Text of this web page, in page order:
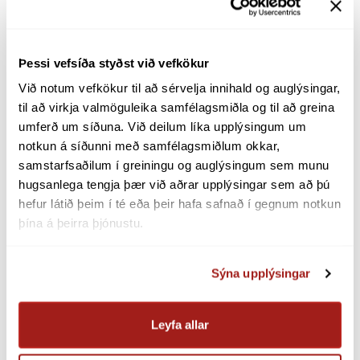
Þessi vefsíða styðst við vefkökur
Við notum vefkökur til að sérvelja innihald og auglýsingar,
til að virkja valmöguleika samfélagsmiðla og til að greina
umferð um síðuna. Við deilum líka upplýsingum um
notkun á síðunni með samfélagsmiðlum okkar,
samstarfsaðilum í greiningu og auglýsingum sem munu
hugsanlega tengja þær við aðrar upplýsingar sem að þú
hefur látið þeim í té eða þeir hafa safnað í gegnum notkun
þína á þeirra þjónustu.
Sýna upplýsingar
Leyfa allar
ábyrgð á að skila inn umbeðnum upplýs­ingum um
breyt­ingar sem kunna að verða.
Umsækj­andi þarf að sýna fram á að verk­efnið
uppfylli tækni­legar kröfur sem gerðar eru til
vinnslu­aðila og er að finna í skil­mála D1. Í því felst
m.a. að vinnslu­aðila ber að gera tækni­lega grein­
ingu (her­manir) á eigin­leikum virkj­unar og sýna
fram á að hún uppfylli kröfur í skil­mála D1. Áður en
þessi greining fer fram skal vinnslu­aðili leggja
upplýs­ingar svo hægt sé að ljúka við grein­ingu,
t.d. upplýs­ingar um skamm­hlaup­safl og jafn­gild­
isim­pedans í tengipunkti virkj­unar við flutn­ings­
kerfið. Að þessum grein­ingum loknum afhendir